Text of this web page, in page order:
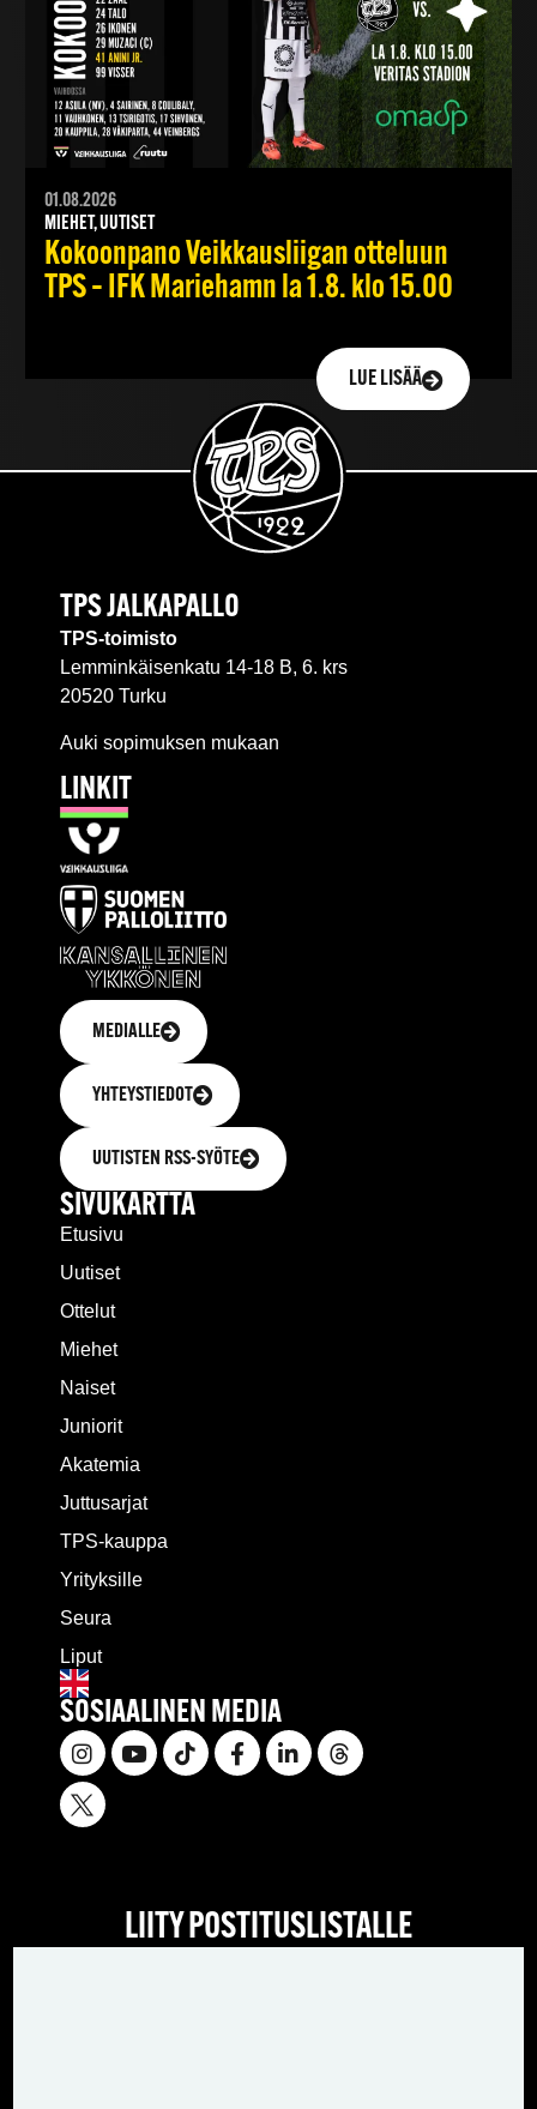
01.08.2026
MIEHET, UUTISET
Kokoonpano Veikkausliigan otteluun
TPS – IFK Mariehamn la 1.8. klo 15.00
LUE LISÄÄ
TPS JALKAPALLO
TPS-toimisto
Lemminkäisenkatu 14-18 B, 6. krs
20520 Turku
Auki sopimuksen mukaan
LINKIT
MEDIALLE
YHTEYSTIEDOT
UUTISTEN RSS-SYÖTE
SIVUKARTTA
Etusivu
Uutiset
Ottelut
Miehet
Naiset
Juniorit
Akatemia
Juttusarjat
TPS-kauppa
Yrityksille
Seura
Liput
SOSIAALINEN MEDIA
LIITY POSTITUSLISTALLE